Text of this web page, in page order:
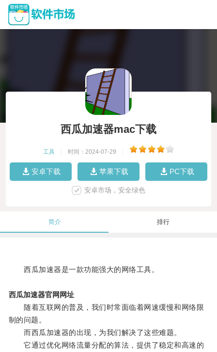
西瓜加速器mac下载
工具 时间：2024-07-29
安卓下载 苹果下载 PC下载
安卓市场，安全绿色
简介 排行
西瓜加速器是一款功能强大的网络工具。
西瓜加速器官网网址
随着互联网的普及，我们时常面临着网速缓慢和网络限
制的问题。
而西瓜加速器的出现，为我们解决了这些难题。
它通过优化网络流量分配的算法，提供了稳定和高速的